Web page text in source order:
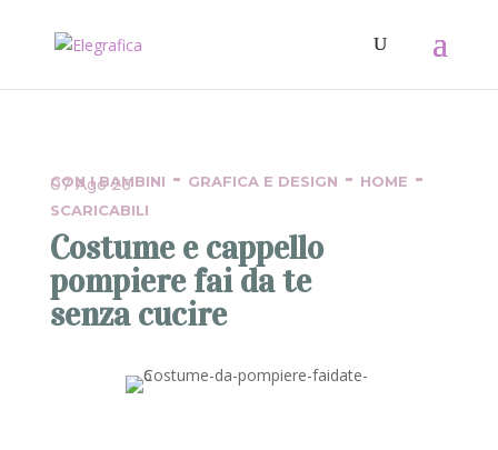
CON I BAMBINI - GRAFICA E DESIGN - HOME -
SCARICABILI
07 Ago 26
Costume e cappello
pompiere fai da te
senza cucire